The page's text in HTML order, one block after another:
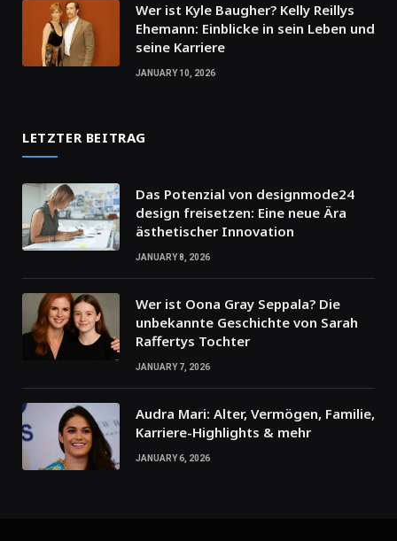
Wer ist Kyle Baugher? Kelly Reillys
Ehemann: Einblicke in sein Leben und
seine Karriere
JANUARY 10, 2026
LETZTER BEITRAG
Das Potenzial von designmode24
design freisetzen: Eine neue Ära
ästhetischer Innovation
JANUARY 8, 2026
Wer ist Oona Gray Seppala? Die
unbekannte Geschichte von Sarah
Raffertys Tochter
JANUARY 7, 2026
Audra Mari: Alter, Vermögen, Familie,
Karriere-Highlights & mehr
JANUARY 6, 2026